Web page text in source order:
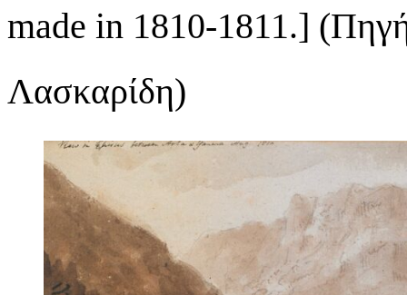
made in 1810-1811.]
Λασκαρίδη)